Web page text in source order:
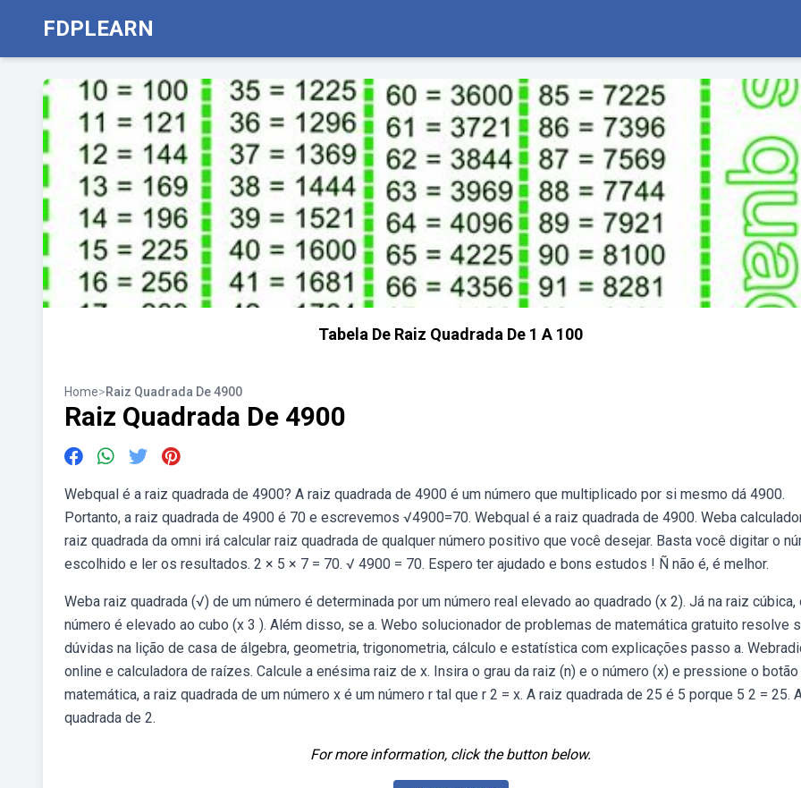
FDPLEARN
Tabela De Raiz Quadrada De 1 A 100
Home>Raiz Quadrada De 4900
Raiz Quadrada De 4900
Webqual é a raiz quadrada de 4900? A raiz quadrada de 4900 é um número que multiplicado por si mesmo dá 4900.
Portanto, a raiz quadrada de 4900 é 70 e escrevemos √4900=70. Webqual é a raiz quadrada de 4900. Weba
raiz quadrada da omni irá calcular raiz quadrada de qualquer número positivo que você desejar. Basta você digitar o
escolhido e ler os resultados. 2 × 5 × 7 = 70. √ 4900 = 70. Espero ter ajudado e bons estudos ! Ñ não é, é melhor.
Weba raiz quadrada (√) de um número é determinada por um número real elevado ao quadrado (x 2). Já na raiz cúbica,
número é elevado ao cubo (x 3 ). Além disso, se a. Webo solucionador de problemas de matemática gratuito resolve
dúvidas na lição de casa de álgebra, geometria, trigonometria, cálculo e estatística com explicações passo a.
online e calculadora de raízes. Calcule a enésima raiz de x. Insira o grau da raiz (n) e o número (x) e pressione o botão
matemática, a raiz quadrada de um número x é um número r tal que r 2 = x. A raiz quadrada de 25 é 5 porque 5 2 = 25.
quadrada de 2.
For more information, click the button below.